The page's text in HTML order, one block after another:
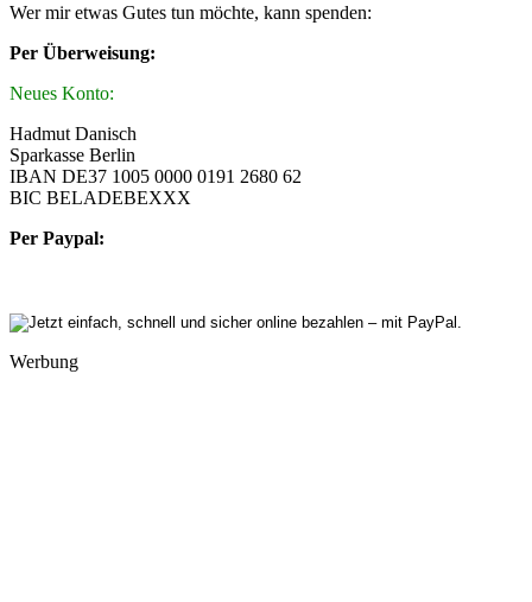
Wer mir etwas Gutes tun möchte, kann spenden:
Per Überweisung:
Neues Konto:
Hadmut Danisch
Sparkasse Berlin
IBAN DE37 1005 0000 0191 2680 62
BIC BELADEBEXXX
Per Paypal:
Werbung